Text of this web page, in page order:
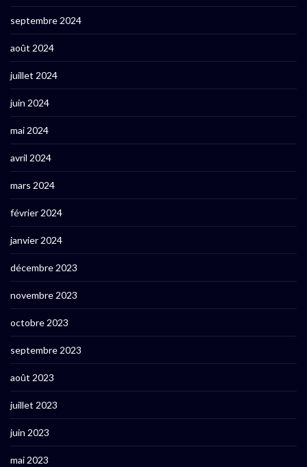
septembre 2024
août 2024
juillet 2024
juin 2024
mai 2024
avril 2024
mars 2024
février 2024
janvier 2024
décembre 2023
novembre 2023
octobre 2023
septembre 2023
août 2023
juillet 2023
juin 2023
mai 2023